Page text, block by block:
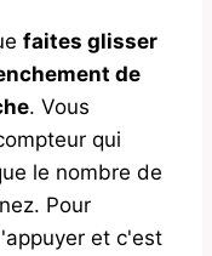
faites glisser
de
. Vous
qui
le nombre de
Pour
et c'est